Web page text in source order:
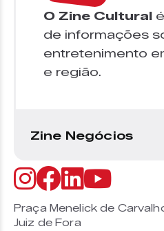
O Zine Cultural
de informações
entretenimento
e região.
Zine Negócios
Praça Menelick de
Juiz de Fora